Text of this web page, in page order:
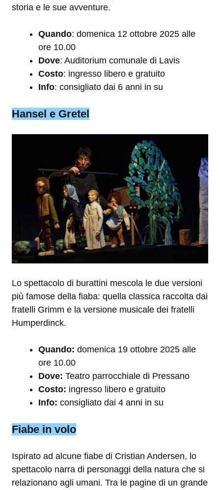
storia e le sue avventure.
Quando: domenica 12 ottobre 2025 alle
ore 10.00
Dove: Auditorium comunale di Lavis
Costo: ingresso libero e gratuito
Info: consigliato dai 6 anni in su
Hansel e Gretel
Lo spettacolo di burattini mescola le due versioni
più famose della fiaba: quella classica raccolta dai
fratelli Grimm e la versione musicale dei fratelli
Humperdinck.
Quando: domenica 19 ottobre 2025 alle
ore 10.00
Dove: Teatro parrocchiale di Pressano
Costo: ingresso libero e gratuito
Info: consigliato dai 4 anni in su
Fiabe in volo
Ispirato ad alcune fiabe di Cristian Andersen, lo
spettacolo narra di personaggi della natura che si
relazionano agli umani. Tra le pagine di un grande